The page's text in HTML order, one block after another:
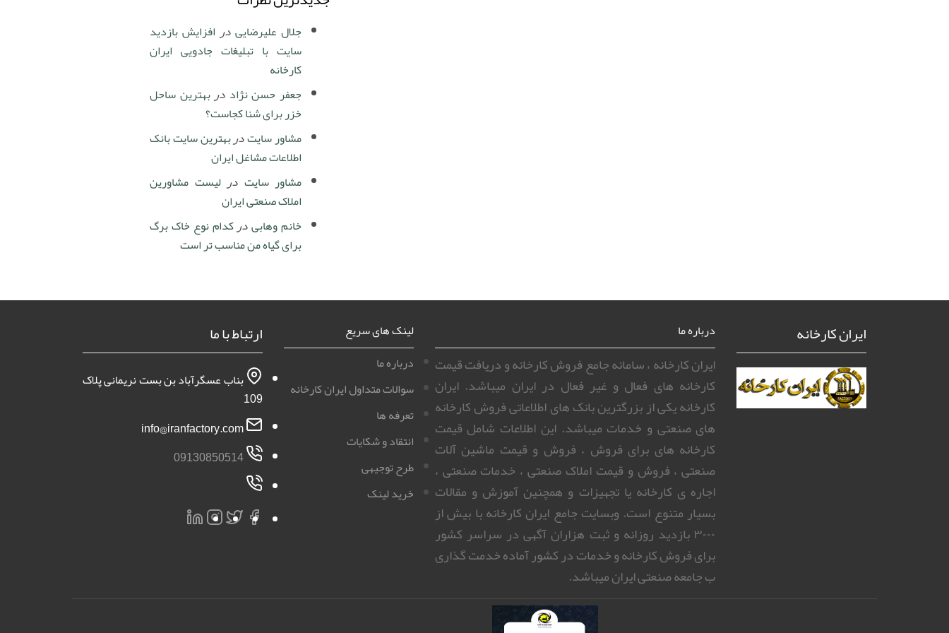
جلال علیرضاییدرافزایش بازدید
سایت با تبلیغات جادویی ایران
کارخانه
جعفر حسن نژاد دربهترین ساحل
خزر برای شنا کجاست؟
مشاور سایتدربهترین سایت بانک
اطلاعات مشاغل ایران
مشاور سایت درلیست مشاورین
املاک صنعتی ایران
خانم وهابیدرکدام نوع خاک برگ
برای گیاه من مناسب تر است
ایران کارخانه درباره ما
ایران کارخانه ، سامانه جامع فروش کارخانه و دریافت قیمت
کارخانه های فعال و غیر فعال در ایران میباشد. ایران
کارخانه یکی از بزرگترین بانک های اطلاعاتی فروش کارخانه
های صنعتی و خدمات میباشد. این اطلاعات شامل قیمت
کارخانه های برای فروش ، فروش و قیمت ماشین آلات
صنعتی ، فروش و قیمت املاک صنعتی ، خدمات صنعتی ،
اجاره ی کارخانه یا تجهیزات و همچنین آموزش و مقالات
بسیار متنوع است. وبسایت جامع ایران کارخانه با بیش از
۳۰۰۰ بازدید روزانه و ثبت هزاران آگهی در سراسر کشور
برای فروش کارخانه و خدمات در کشور آماده خدمت گذاری
ب جامعه صنعتی ایران میباشد.
لینک های سریع
درباره ما
سوالات متداول ایران کارخانه
تعرفه ها
انتقاد و شکایات
طرح توجیهی
خرید لینک
ارتباط با ما
بناب عسگرآباد بن بست نریمانی پلاک
109
09130850514